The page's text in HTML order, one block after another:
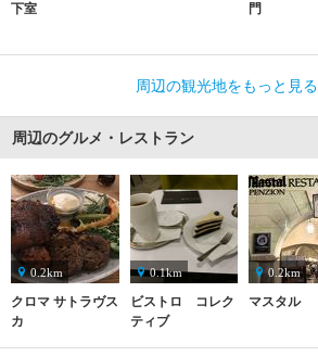
下室
門
周辺の観光地をもっと見る
周辺のグルメ・レストラン
0.2km
クロマ サトラヴス
カ
0.1km
ビストロ コレク
ティブ
0.2km
マスタル